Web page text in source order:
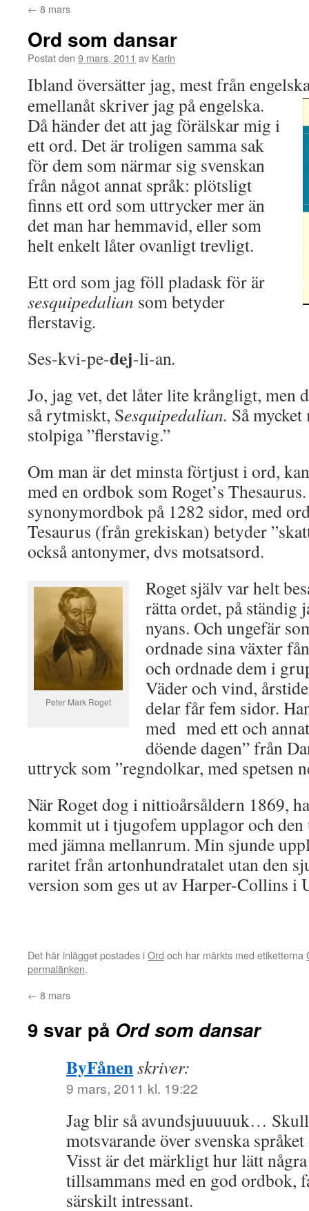
← 8 mars
Ord som dansar
Postat den 9 mars, 2011 av Karin
Ibland översätter jag, mest från
emellanåt skriver jag på engelska.
Då händer det att jag förälskar mig i
ett ord. Det är troligen samma sak
för dem som närmar sig svenskan
från något annat språk: plötsligt
finns ett ord som uttrycker mer än
det man har hemmavid, eller som
helt enkelt låter ovanligt trevligt.
Ett ord som jag föll pladask för är
sesquipedalian som betyder
flerstavig.
Ses-kvi-pe-dej-li-an.
Jo, jag vet, det låter lite krångligt, men
så rytmiskt, Sesquipedalian. Så
stolpiga ”flerstavig.”
Om man är det minsta förtjust i ord,
med en ordbok som Roget’s
synonymordbok på 1282 sidor, med
Tesaurus (från grekiskan) betyder
också antonymer, dvs motsatsord.
Peter Mark Roget
Roget själv var helt
rätta ordet, på ständig
nyans. Och ungefär
ordnade sina växter
och ordnade dem i
Väder och vind,
delar får fem sidor.
med med ett och
döende dagen” från
uttryck som ”regndolkar, med spetsen
När Roget dog i nittioårsåldern 1869,
kommit ut i tjugofem upplagor och den
med jämna mellanrum. Min sjunde
raritet från artonhundratalet utan den
version som ges ut av Harper-Collins i
Det här inlägget postades iOrd och har märkts med etiketterna
permalänken.
← 8 mars
9 svar på Ord som dansar
ByFånenskriver:
9 mars, 2011 kl. 19:22
Jag blir så avundsjuuuuuk…
motsvarande över svenska
Visst är det märkligt hur lätt
tillsammans med en god ordbok,
särskilt intressant.